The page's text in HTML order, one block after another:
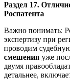
Раздел 17.
Роспатента
Важно понимать:
экспертизу при
проводим
смешения уже
двумя
детальнее,